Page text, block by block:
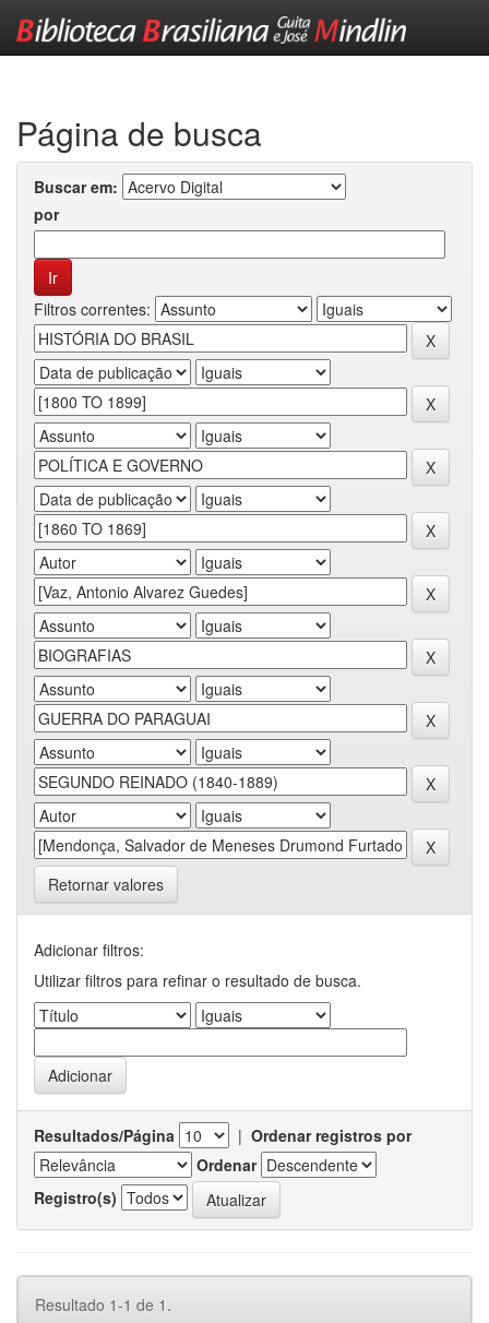
Página de busca
Buscar em:
por
Filtros correntes:
Retornar valores
Adicionar filtros:
Utilizar filtros para refinar o resultado de busca.
Resultados/Página | Ordenar registros por
Ordenar
Registro(s)
Resultado 1-1 de 1.